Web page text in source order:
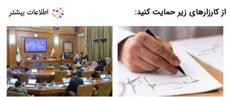
از کارزارهای زیر حمایت کنید: